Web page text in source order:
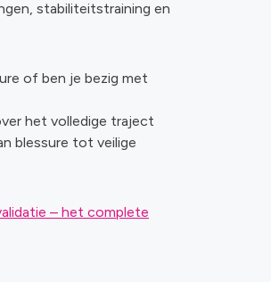
stabiliteitstraining en
of ben je bezig met
het volledige traject
blessure tot veilige
– het complete